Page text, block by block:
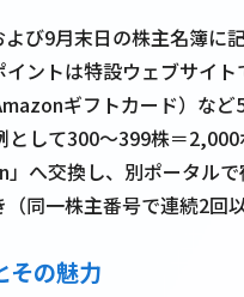
び9月末日の株主名簿に
ントは特設ウェブサイ
ギフトカード）な
として300～399株＝
」へ交換し、別ポータル
同一株主番号で連続2回
その魅力